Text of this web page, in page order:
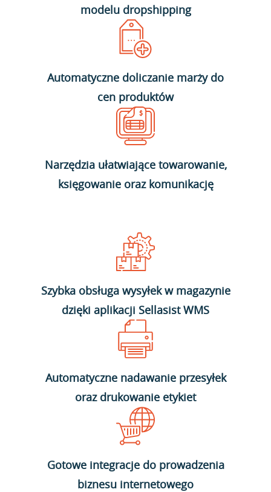
modelu dropshipping
Automatyczne doliczanie marży do
cen produktów
Narzędzia ułatwiające towarowanie,
księgowanie oraz komunikację
Szybka obsługa wysyłek w magazynie
dzięki aplikacji Sellasist WMS
Automatyczne nadawanie przesyłek
oraz drukowanie etykiet
Gotowe integracje do prowadzenia
biznesu internetowego